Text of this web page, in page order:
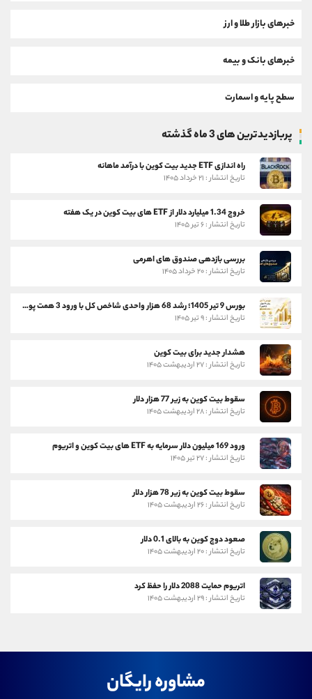
خبرهای بازار طلا و ارز
خبرهای بانک و بیمه
سطح پایه و اسمارت
پربازدیدترین های 3 ماه گذشته
راه اندازی ETF جدید بیت کوین با درآمد ماهانه
تاریخ انتشار : ۲۱ خرداد ۱۴۰۵
خروج 1.34 میلیارد دلار از ETF های بیت کوین در یک هفته
تاریخ انتشار : ۶ تیر ۱۴۰۵
بررسی بازدهی صندوق های اهرمی
تاریخ انتشار : ۲۰ خرداد ۱۴۰۵
بورس 9 تیر 1405؛ رشد 68 هزار واحدی شاخص کل با ورود 3 همت پول حقیقی
تاریخ انتشار : ۹ تیر ۱۴۰۵
هشدار جدید برای بیت کوین
تاریخ انتشار : ۲۷ اردیبهشت ۱۴۰۵
سقوط بیت کوین به زیر 77 هزار دلار
تاریخ انتشار : ۲۸ اردیبهشت ۱۴۰۵
ورود 169 میلیون دلار سرمایه به ETF های بیت کوین و اتریوم
تاریخ انتشار : ۲۷ تیر ۱۴۰۵
سقوط بیت کوین به زیر 78 هزار دلار
تاریخ انتشار : ۲۶ اردیبهشت ۱۴۰۵
صعود دوج کوین به بالای 0.1 دلار
تاریخ انتشار : ۲۰ اردیبهشت ۱۴۰۵
اتریوم حمایت 2088 دلار را حفظ کرد
تاریخ انتشار : ۲۹ اردیبهشت ۱۴۰۵
مشاوره رایگان